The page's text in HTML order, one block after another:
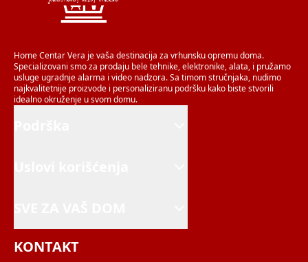
Home Centar Vera je vaša destinacija za vrhunsku opremu doma.
Specializovani smo za prodaju bele tehnike, elektronike, alata, i pružamo
usluge ugradnje alarma i video nadzora. Sa timom stručnjaka, nudimo
najkvalitetnije proizvode i personaliziranu podršku kako biste stvorili
idealno okruženje u svom domu.
KONTAKT